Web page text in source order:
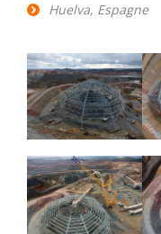
Huelva, Espagne